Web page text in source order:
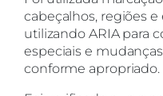
cabeçalhos, regiões
utilizando ARIA para
especiais e
conforme apropriado.